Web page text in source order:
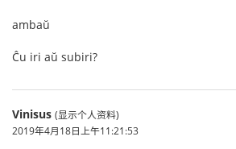
ambaŭ
Ĉu iri aŭ subiri?
Vinisus (显示个人资料)
2019年4月18日上午11:21:53